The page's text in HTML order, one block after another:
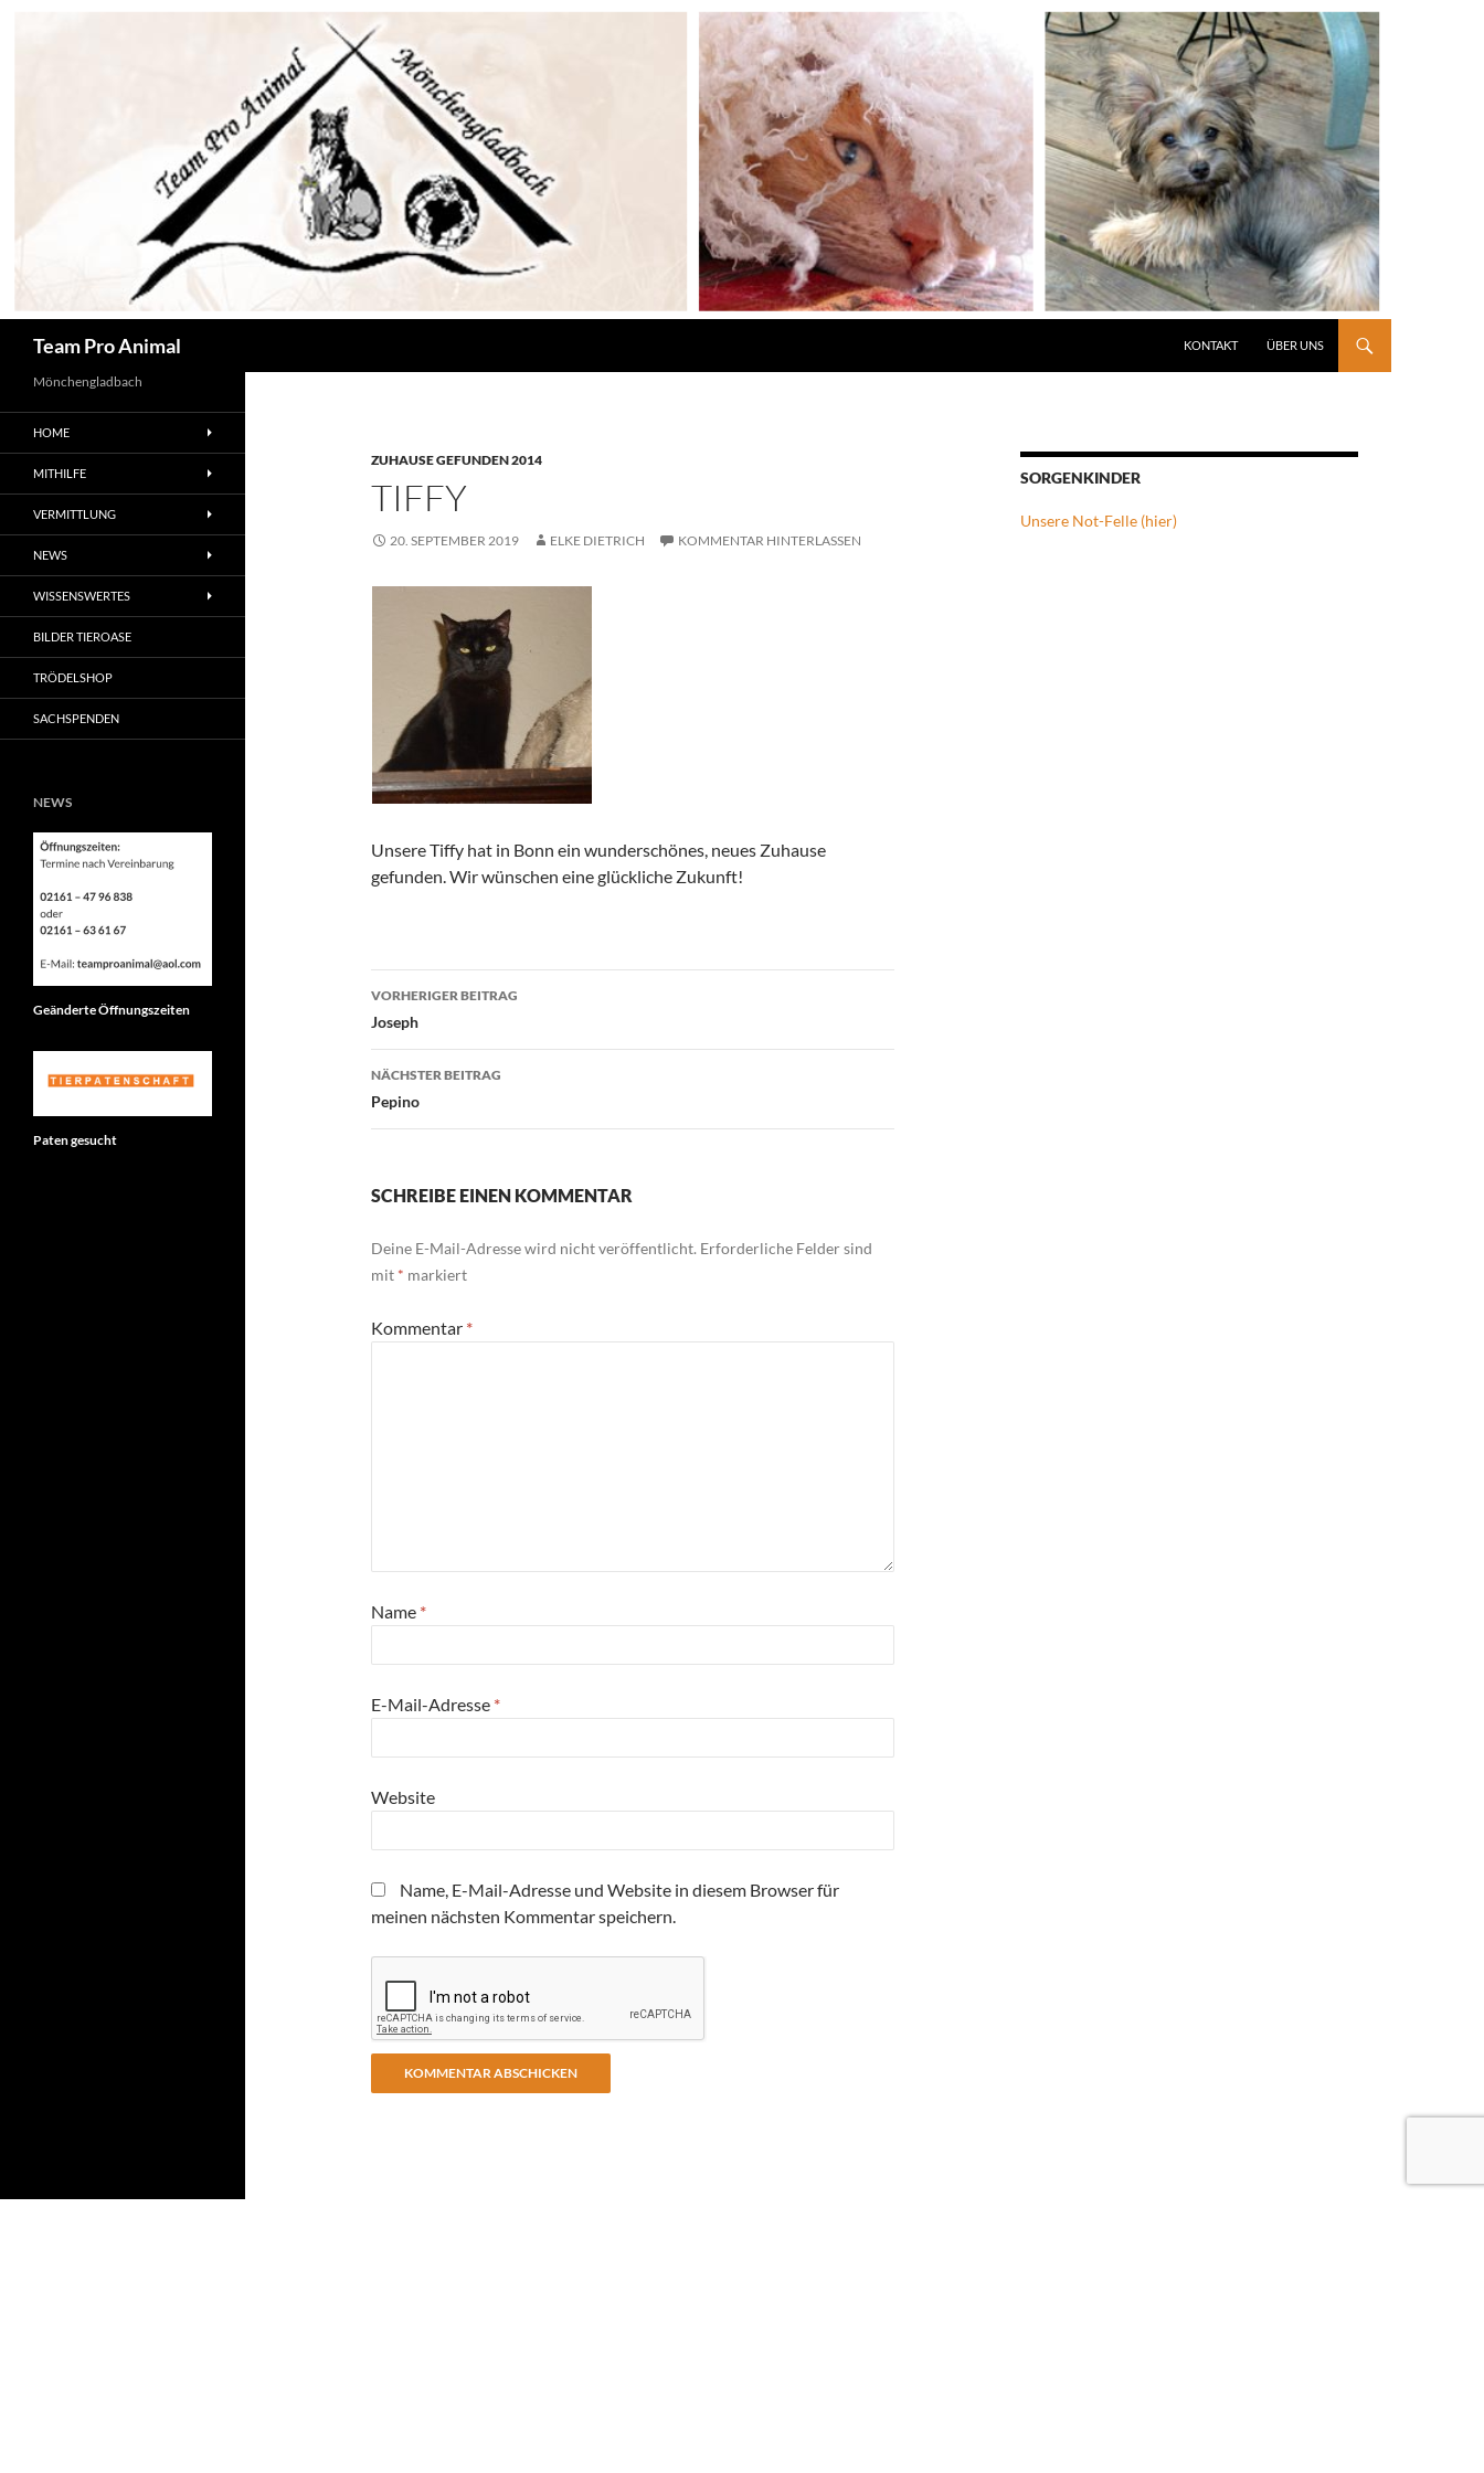
Team Pro Animal KONTAKT ÜBER UNS
ZUHAUSE GEFUNDEN 2014
TIFFY
20. SEPTEMBER 2019 ELKE DIETRICH KOMMENTAR HINTERLASSEN
Unsere Tiffy hat in Bonn ein wunderschönes, neues Zuhause
gefunden. Wir wünschen eine glückliche Zukunft!
Beitragsnavigation
VORHERIGER BEITRAG
Joseph
NÄCHSTER BEITRAG
Pepino
SCHREIBE EINEN KOMMENTAR
Deine E-Mail-Adresse wird nicht veröffentlicht. Erforderliche Felder sind
mit * markiert
Kommentar *
Name *
E-Mail-Adresse *
Website
Name, E-Mail-Adresse und Website in diesem Browser für
meinen nächsten Kommentar speichern.
SORGENKINDER
Unsere Not-Felle (hier)
Mönchengladbach
HOME
MITHILFE
VERMITTLUNG
NEWS
WISSENSWERTES
BILDER TIEROASE
TRÖDELSHOP
SACHSPENDEN
NEWS
Geänderte Öffnungszeiten
Paten gesucht